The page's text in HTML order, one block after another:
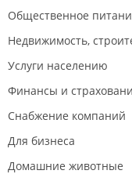
Общественное
Недвижимость,
Услуги населению
Финансы и
Снабжение компаний
Для бизнеса
Домашние животные